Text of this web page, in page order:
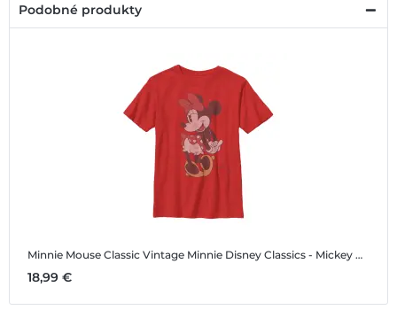
Podobné produkty
Minnie Mouse Classic Vintage Minnie Disney Classics - Mickey Mouse - Minnie Mouse Classic Vintage Minnie - Detské Tričko
18,99 €